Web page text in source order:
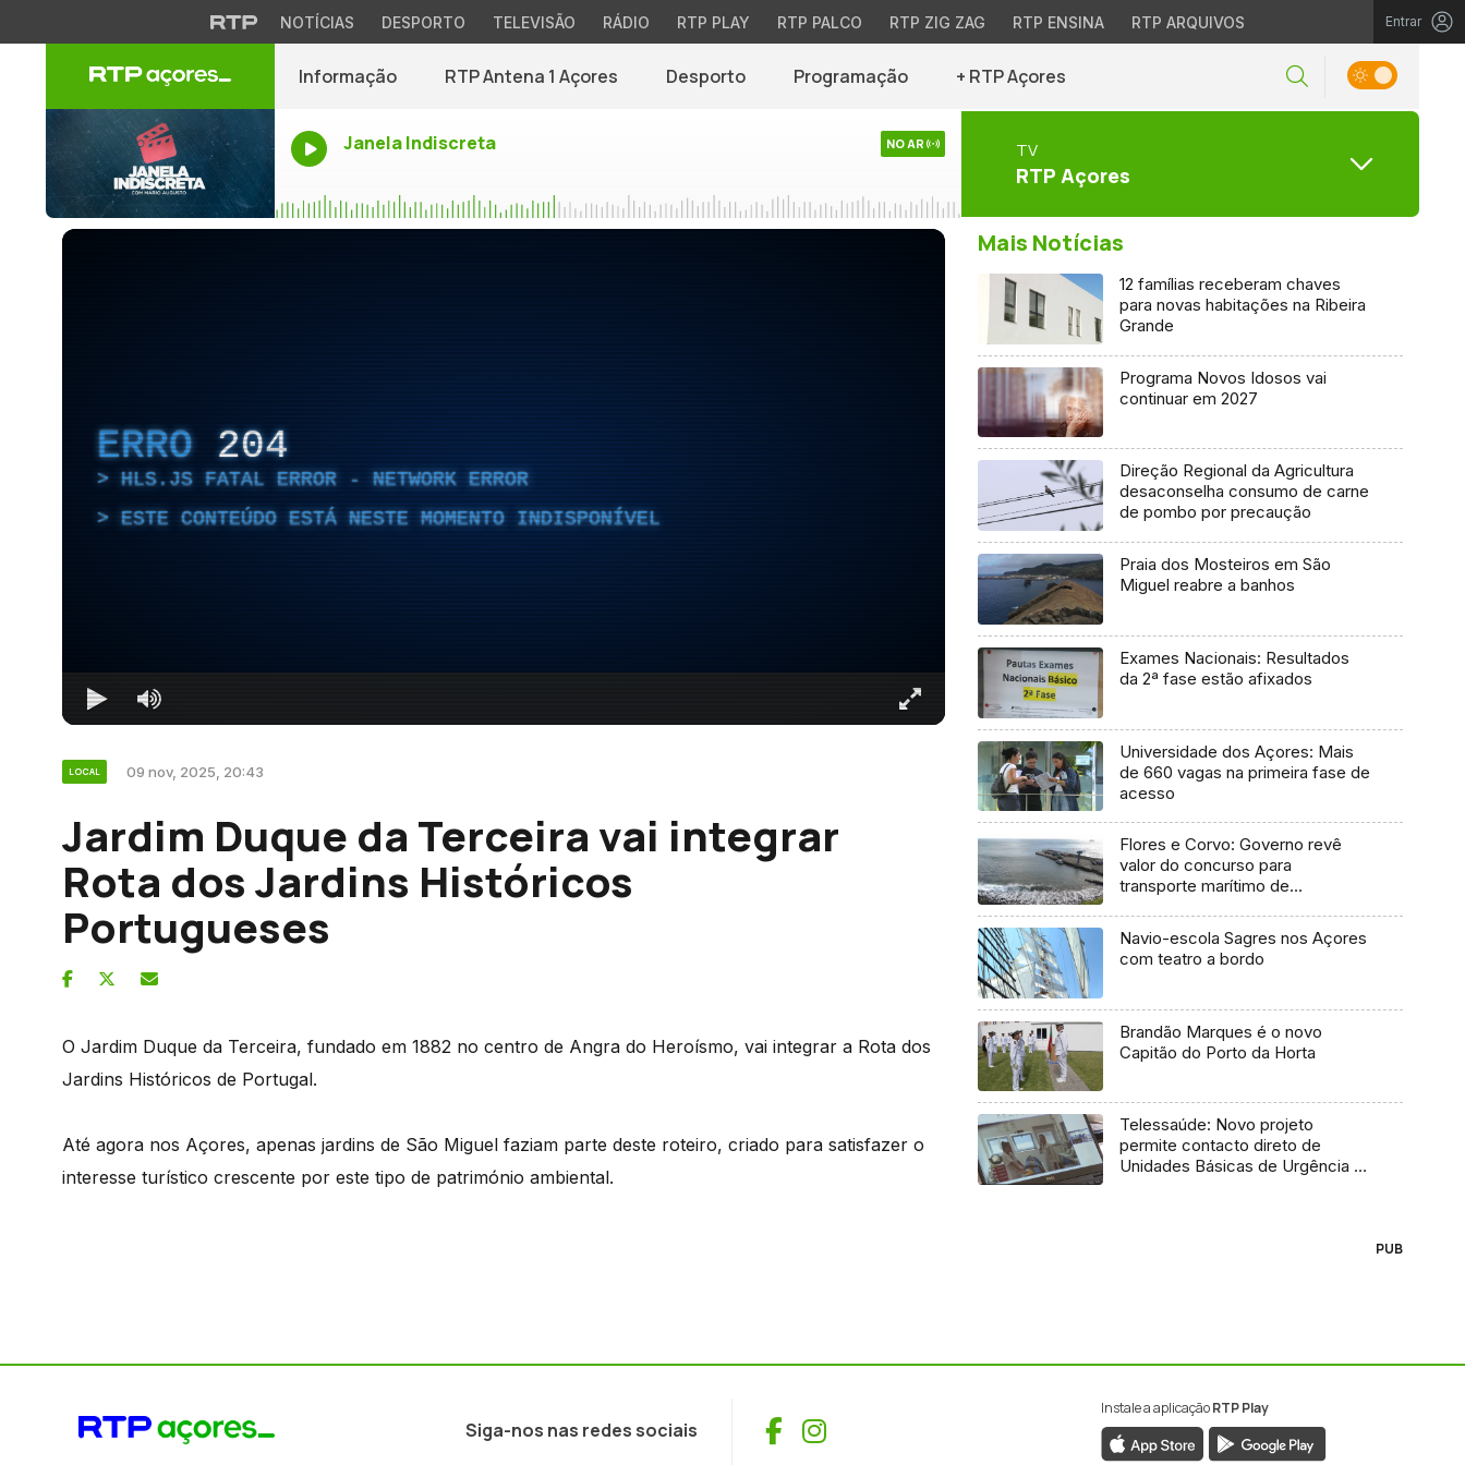
NOTÍCIAS DESPORTO TELEVISÃO RÁDIO RTP PLAY RTP PALCO RTP ZIG ZAG RTP ENSINA RTP ARQUIVOS Entrar
Informação RTP Antena 1 Açores Desporto Programação + RTP Açores
Janela Indiscreta NO AR TV
RTP Açores
ERRO 204
HLS.JS FATAL ERROR - NETWORK ERROR
ESTE CONTEÚDO ESTÁ NESTE MOMENTO INDISPONÍVEL
LOCAL 09 nov, 2025, 20:43
Jardim Duque da Terceira vai integrar
Rota dos Jardins Históricos
Portugueses
O Jardim Duque da Terceira, fundado em 1882 no centro de Angra do Heroísmo, vai integrar a Rota dos
Jardins Históricos de Portugal.
Até agora nos Açores, apenas jardins de São Miguel faziam parte deste roteiro, criado para satisfazer o
interesse turístico crescente por este tipo de património ambiental.
Mais Notícias
12 famílias receberam chaves
para novas habitações na Ribeira
Grande
Programa Novos Idosos vai
continuar em 2027
Direção Regional da Agricultura
desaconselha consumo de carne
de pombo por precaução
Praia dos Mosteiros em São
Miguel reabre a banhos
Exames Nacionais: Resultados
da 2ª fase estão afixados
Universidade dos Açores: Mais
de 660 vagas na primeira fase de
acesso
Flores e Corvo: Governo revê
valor do concurso para
transporte marítimo de
Navio-escola Sagres nos Açores
com teatro a bordo
Brandão Marques é o novo
Capitão do Porto da Horta
Telessaúde: Novo projeto
permite contacto direto de
Unidades Básicas de Urgência e
PUB
Siga-nos nas redes sociais Facebook
Instagram
Instale a aplicaçãoRTP Play